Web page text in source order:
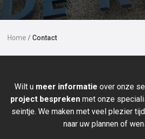
Home / Contact
Wilt u meer informatie over onze
project besprekenmet onze
seintje. We maken met veel plezier
naar uw plannen of